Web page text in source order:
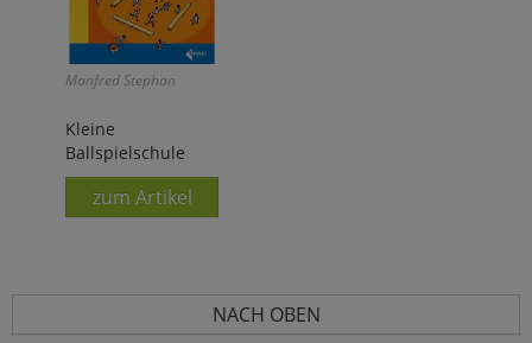
Manfred Stephan
Kleine
Ballspielschule
zum Artikel
NACH OBEN